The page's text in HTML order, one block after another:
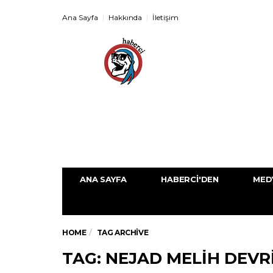
Ana Sayfa Hakkında İletişim
ANA SAYFA HABERCI'DEN
HOME TAG ARCHIVE
TAG: NEJAD MELIH